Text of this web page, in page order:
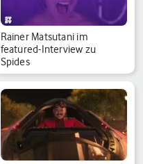
Rainer Matsutani im
featured-Interview zu
Spides